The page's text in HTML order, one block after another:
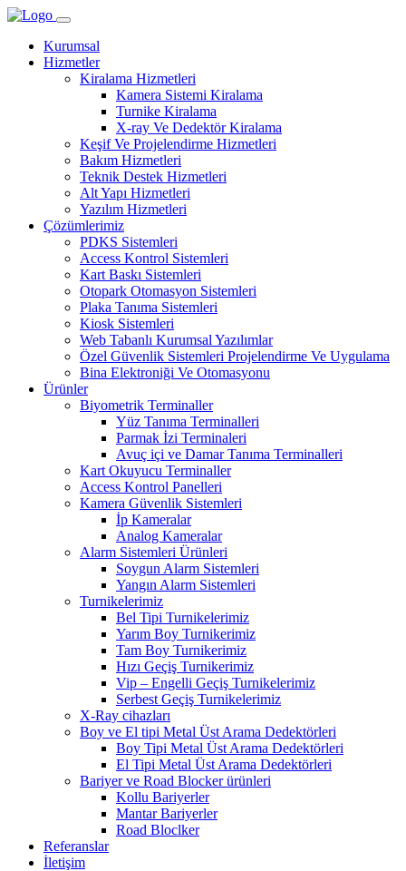
Kurumsal
Hizmetler
Kiralama Hizmetleri
Kamera Sistemi Kiralama
Turnike Kiralama
X-ray Ve Dedektör Kiralama
Keşif Ve Projelendirme Hizmetleri
Bakım Hizmetleri
Teknik Destek Hizmetleri
Alt Yapı Hizmetleri
Yazılım Hizmetleri
Çözümlerimiz
PDKS Sistemleri
Access Kontrol Sistemleri
Kart Baskı Sistemleri
Otopark Otomasyon Sistemleri
Plaka Tanıma Sistemleri
Kiosk Sistemleri
Web Tabanlı Kurumsal Yazılımlar
Özel Güvenlik Sistemleri Projelendirme Ve Uygulama
Bina Elektroniği Ve Otomasyonu
Ürünler
Biyometrik Terminaller
Yüz Tanıma Terminalleri
Parmak İzi Terminaleri
Avuç içi ve Damar Tanıma Terminalleri
Kart Okuyucu Terminaller
Access Kontrol Panelleri
Kamera Güvenlik Sistemleri
İp Kameralar
Analog Kameralar
Alarm Sistemleri Ürünleri
Soygun Alarm Sistemleri
Yangın Alarm Sistemleri
Turnikelerimiz
Bel Tipi Turnikelerimiz
Yarım Boy Turnikerimiz
Tam Boy Turnikerimiz
Hızı Geçiş Turnikerimiz
Vip – Engelli Geçiş Turnikelerimiz
Serbest Geçiş Turnikelerimiz
X-Ray cihazları
Boy ve El tipi Metal Üst Arama Dedektörleri
Boy Tipi Metal Üst Arama Dedektörleri
El Tipi Metal Üst Arama Dedektörleri
Bariyer ve Road Blocker ürünleri
Kollu Bariyerler
Mantar Bariyerler
Road Bloclker
Referanslar
İletişim